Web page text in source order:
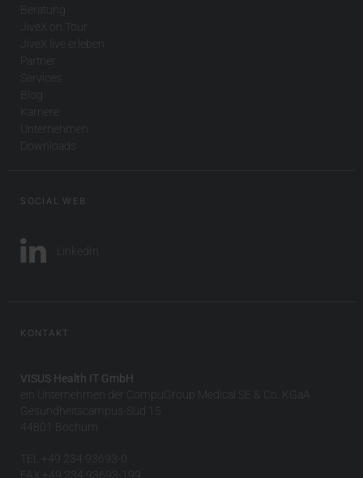
Beratung
JiveX on Tour
JiveX live erleben
Partner
Services
Blog
Karriere
Unternehmen
Downloads
SOCIAL WEB
LinkedIn
KONTAKT
VISUS Health IT GmbH
ein Unternehmen der CompuGroup Medical SE & Co. KGaA
Gesundheitscampus-Süd 15
44801 Bochum
TEL +49 234 93693-0
FAX +49 234 93693-199